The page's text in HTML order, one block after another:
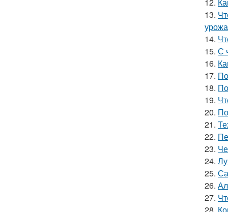
13.
14.
15. С
16.
17.
18.
19.
20.
21.
22.
23.
24.
25.
26.
27.